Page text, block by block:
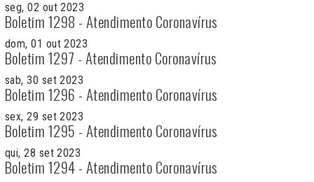
seg, 02 out 2023
Boletim 1298 - Atendimento Coronavírus
dom, 01 out 2023
Boletim 1297 - Atendimento Coronavírus
sab, 30 set 2023
Boletim 1296 - Atendimento Coronavírus
sex, 29 set 2023
Boletim 1295 - Atendimento Coronavírus
qui, 28 set 2023
Boletim 1294 - Atendimento Coronavírus